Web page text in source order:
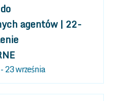
agentów | 22-
23 września